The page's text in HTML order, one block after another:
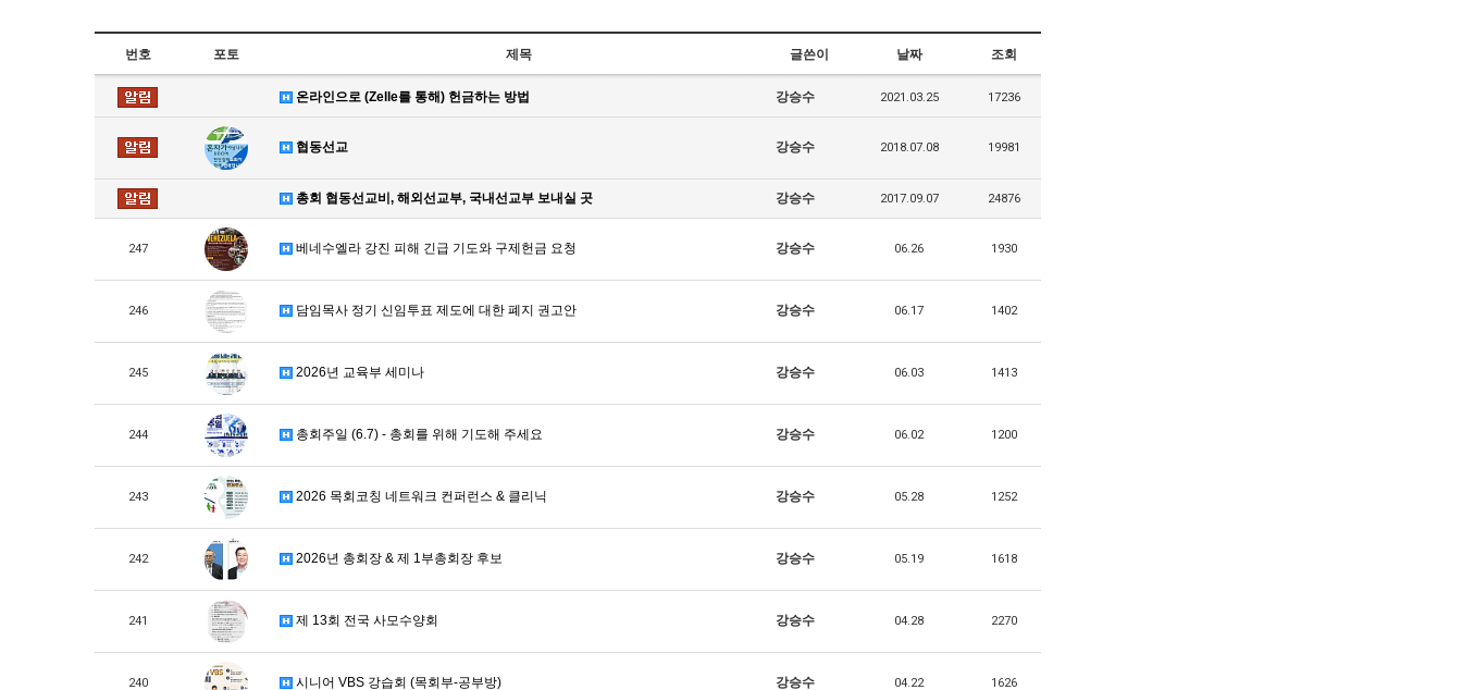
번호 포토 제목 글쓴이 날짜 조회
온라인으로 (Zelle를 통해) 헌금하는 방법 강승수 2021.03.25 17236
협동선교 강승수 2018.07.08 19981
총회 협동선교비, 해외선교부, 국내선교부 보내실 곳 강승수 2017.09.07 24876
247 베네수엘라 강진 피해 긴급 기도와 구제헌금 요청 강승수 06.26 1930
246 담임목사 정기 신임투표 제도에 대한 폐지 권고안 강승수 06.17 1402
245 2026년 교육부 세미나 강승수 06.03 1413
244 총회주일 (6.7) - 총회를 위해 기도해 주세요 강승수 06.02 1200
243 2026 목회코칭 네트워크 컨퍼런스 & 클리닉 강승수 05.28 1252
242 2026년 총회장 & 제 1부총회장 후보 강승수 05.19 1618
241 제 13회 전국 사모수양회 강승수 04.28 2270
240 시니어 VBS 강습회 (목회부-공부방) 강승수 04.22 1626